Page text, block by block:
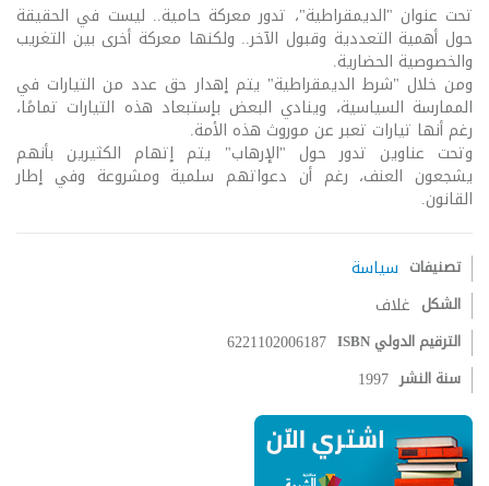
تحت عنوان "الديمقراطية"، تدور معركة حامية.. ليست في الحقيقة
حول أهمية التعددية وقبول الآخر.. ولكنها معركة أخرى بين التغريب
والخصوصية الحضارية.
ومن خلال "شرط الديمقراطية" يتم إهدار حق عدد من التيارات في
الممارسة السياسية، وينادي البعض بإستبعاد هذه التيارات تمامًا،
رغم أنها تيارات تعبر عن موروث هذه الأمة.
وتحت عناوين تدور حول "الإرهاب" يتم إتهام الكثيرين بأنهم
يشجعون العنف، رغم أن دعواتهم سلمية ومشروعة وفي إطار
القانون.
تصنيفات سياسة
الشكل غلاف
الترقيم الدولي ISBN 6221102006187
سنة النشر 1997